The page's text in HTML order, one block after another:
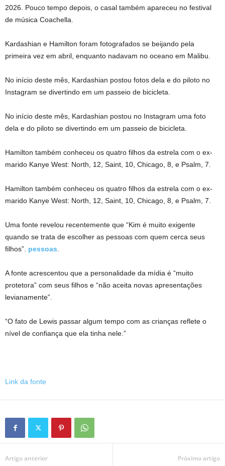
2026. Pouco tempo depois, o casal também apareceu no festival
de música Coachella.
Kardashian e Hamilton foram fotografados se beijando pela
primeira vez em abril, enquanto nadavam no oceano em Malibu.
No início deste mês, Kardashian postou fotos dela e do piloto no
Instagram se divertindo em um passeio de bicicleta.
No início deste mês, Kardashian postou no Instagram uma foto
dela e do piloto se divertindo em um passeio de bicicleta.
Hamilton também conheceu os quatro filhos da estrela com o ex-
marido Kanye West: North, 12, Saint, 10, Chicago, 8, e Psalm, 7.
Hamilton também conheceu os quatro filhos da estrela com o ex-
marido Kanye West: North, 12, Saint, 10, Chicago, 8, e Psalm, 7.
Uma fonte revelou recentemente que “Kim é muito exigente
quando se trata de escolher as pessoas com quem cerca seus
filhos”. pessoas
A fonte acrescentou que a personalidade da mídia é “muito
protetora” com seus filhos e “não aceita novas apresentações
levianamente”.
“O fato de Lewis passar algum tempo com as crianças reflete o
nível de confiança que ela tinha nele.”
Link da fonte
Artigo anterior Próximo artigo